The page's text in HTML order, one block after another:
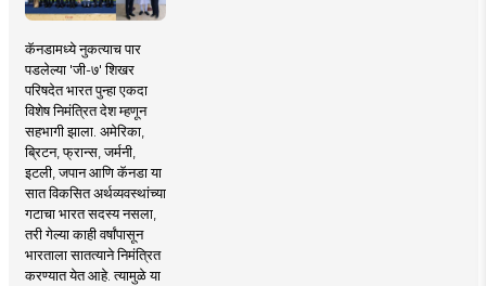
कॅनडामध्ये नुकत्याच पार
पडलेल्या 'जी-७' शिखर
परिषदेत भारत पुन्हा एकदा
विशेष निमंत्रित देश म्हणून
सहभागी झाला. अमेरिका,
ब्रिटन, फ्रान्स, जर्मनी,
इटली, जपान आणि कॅनडा या
सात विकसित अर्थव्यवस्थांच्या
गटाचा भारत सदस्य नसला,
तरी गेल्या काही वर्षांपासून
भारताला सातत्याने निमंत्रित
करण्यात येत आहे. त्यामुळे या